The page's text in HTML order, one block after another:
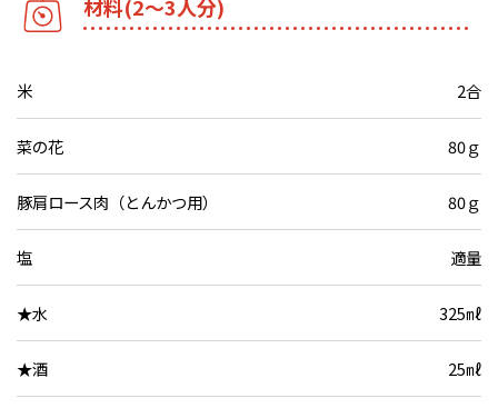
材料(2～3人分)
米 2合
菜の花 80ｇ
豚肩ロース肉（とんかつ用） 80ｇ
塩 適量
★水 325㎖
★酒 25㎖